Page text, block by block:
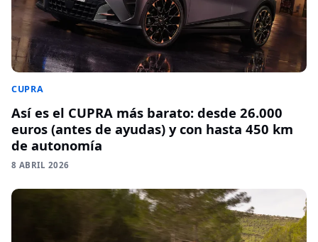
CUPRA
Así es el CUPRA más barato: desde 26.000
euros (antes de ayudas) y con hasta 450 km
de autonomía
8 ABRIL 2026